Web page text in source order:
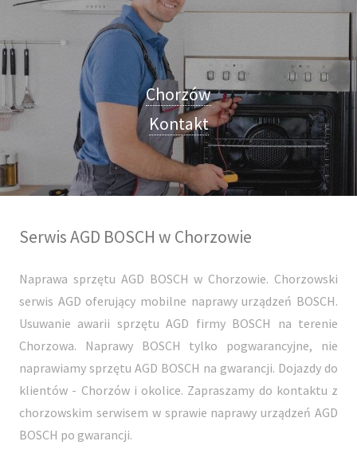
Chorzów
Kontakt
Serwis AGD BOSCH w Chorzowie
Naprawa sprzętu AGD BOSCH w Chorzowie. Chorzowski
serwis AGD oferujący mobilne naprawy urządzeń BOSCH.
Usuwanie awarii sprzętu AGD firmy BOSCH na terenie
Chorzowa. Naprawy BOSCH tylko pogwarancyjne, nie
naprawiamy sprzętu AGD BOSCH na gwarancji. Dojazdy do
klientów - Chorzów i okolice. Zapraszamy do kontaktu z
chorzowskim serwisem w sprawie naprawy urządzeń AGD
BOSCH po gwarancji.